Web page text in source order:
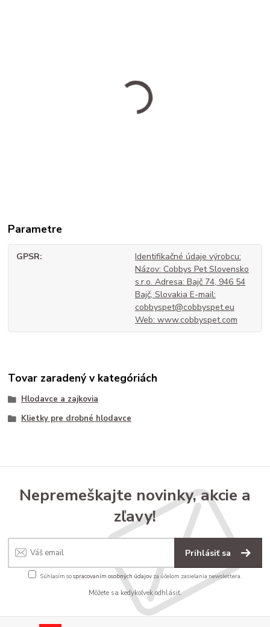
Parametre
GPSR
Identifikačné údaje výrobcu:
Názov: Cobbys Pet Slovensko
s.r.o. Adresa: Bajč 74, 946 54
Bajč, Slovakia E-mail:
cobbyspet@cobbyspet.eu
Web: www.cobbyspet.com
Tovar zaradený v kategóriách
Hlodavce a zajkovia
Klietky pre drobné hlodavce
Nepremeškajte novinky, akcie a
zľavy!
Prihlásiť sa
Súhlasím sospracovaním osobných údajov za účelom zasielania newslettera.
Môžete sa kedykoľvek odhlásiť.